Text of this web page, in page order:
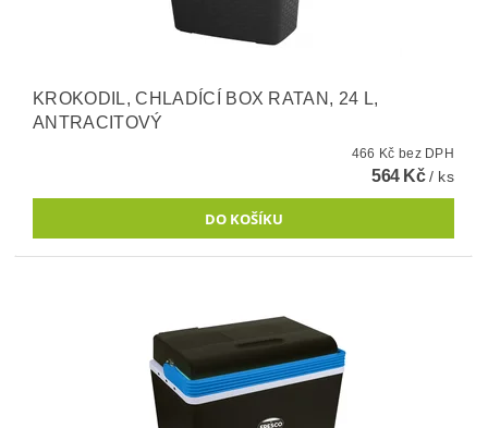
KROKODIL, CHLADÍCÍ BOX RATAN, 24 L,
ANTRACITOVÝ
466 Kč bez DPH
564 Kč/ ks